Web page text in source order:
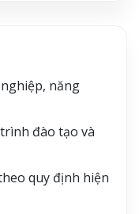
năng
đào tạo và
quy định hiện